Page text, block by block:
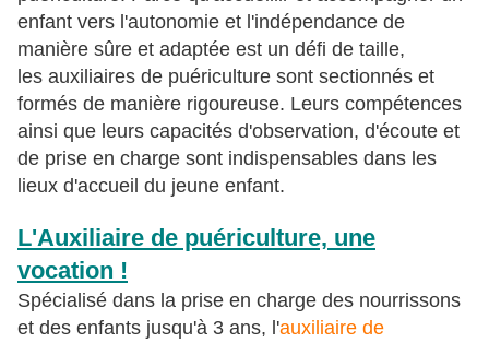
enfant vers l'autonomie et l'indépendance de
manière sûre et adaptée est un défi de taille,
les auxiliaires de puériculture sont sectionnés et
formés de manière rigoureuse. Leurs compétences
ainsi que leurs capacités d'observation, d'écoute et
de prise en charge sont indispensables dans les
lieux d'accueil du jeune enfant.
L'Auxiliaire de puériculture, une
vocation !
Spécialisé dans la prise en charge des nourrissons
et des enfants jusqu'à 3 ans, l'auxiliaire de